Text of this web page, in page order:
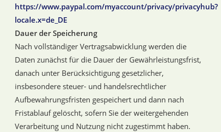
https://www.paypal.com/myaccount/privacy/privacyhub?
locale.x=de_DE
Dauer der Speicherung
Nach vollständiger Vertragsabwicklung werden die
Daten zunächst für die Dauer der Gewährleistungsfrist,
danach unter Berücksichtigung gesetzlicher,
insbesondere steuer- und handelsrechtlicher
Aufbewahrungsfristen gespeichert und dann nach
Fristablauf gelöscht, sofern Sie der weitergehenden
Verarbeitung und Nutzung nicht zugestimmt haben.